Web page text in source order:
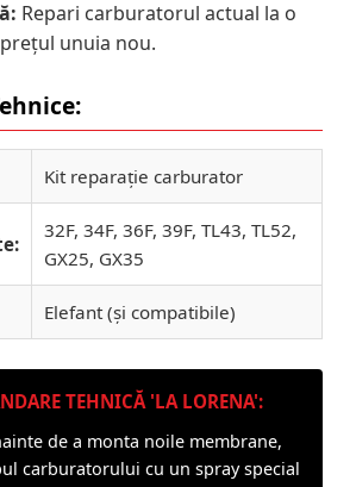
Repari carburatorul actual la o
unuia nou.
Kit reparație carburator
32F, 34F, 36F, 39F, TL43, TL52,
GX25, GX35
Elefant (și compatibile)
TEHNICĂ 'LA LORENA':
de a monta noile membrane,
carburatorului cu un spray special